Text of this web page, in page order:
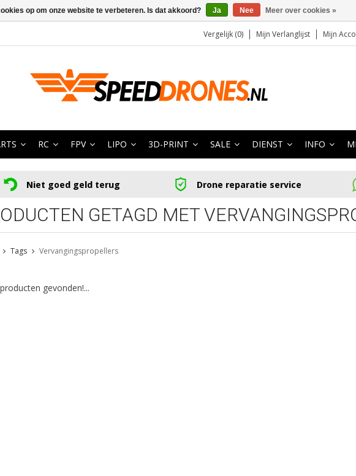
Vergelijk (0) Mijn Verlanglijst Mijn
RC FPV LIPO 3D-PRINT SALE DIENST INFO
Niet goed geld terug Drone reparatie service
GETAGD MET
Tags Vervangingspropellers
gevonden!...
op om onze website te verbeteren. Is dat akkoord? Ja Nee Meer over cookies »